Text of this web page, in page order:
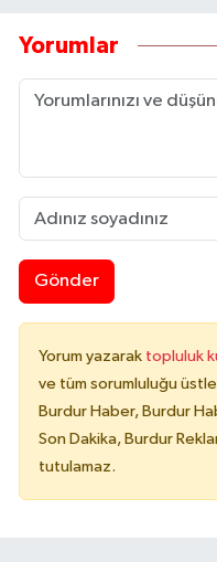
Yorumlar
Gönder
Yorum yazarak topluluk
ve tüm sorumluluğu
Burdur Haber, Burdur
Son Dakika, Burdur
tutulamaz.